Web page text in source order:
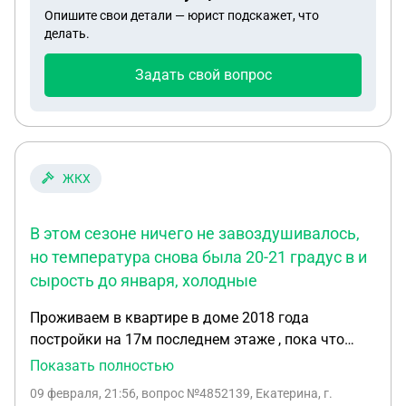
Опишите свои детали — юрист подскажет, что
делать.
Задать свой вопрос
ЖКХ
В этом сезоне ничего не завоздушивалось,
но температура снова была 20-21 градус в и
сырость до января, холодные
Проживаем в квартире в доме 2018 года
постройки на 17м последнем этаже , пока что
получили по соцнайму , но собираемся
Показать полностью
09 февраля, 21:56, вопрос №4852139, Екатерина, г.